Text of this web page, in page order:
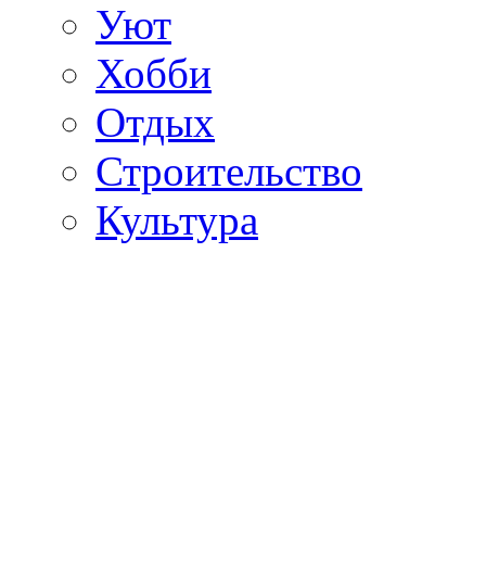
Уют
Хобби
Отдых
Строительство
Культура